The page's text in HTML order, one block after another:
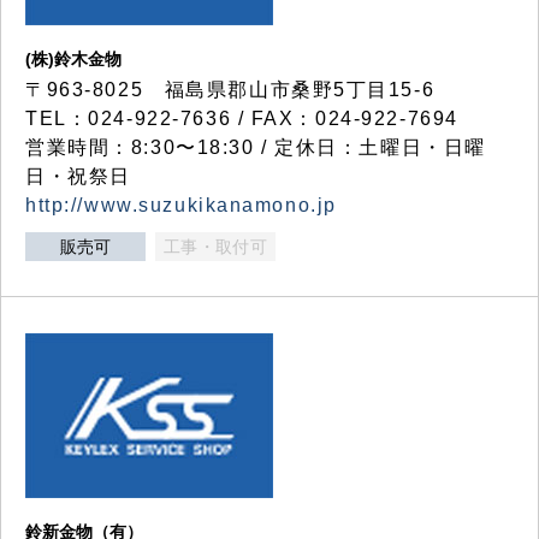
(株)鈴木金物
〒963-8025 福島県郡山市桑野5丁目15-6
TEL：024-922-7636 / FAX：024-922-7694
営業時間：8:30〜18:30 / 定休日：土曜日・日曜
日・祝祭日
http://www.suzukikanamono.jp
販売可 工事・取付可
鈴新金物（有）